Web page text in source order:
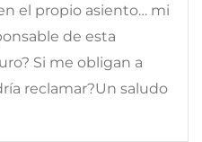
el propio asiento… mi
de esta
Si me obligan a
reclamar?Un saludo